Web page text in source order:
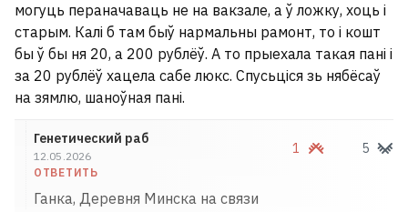
могуць пераначаваць не на вакзале, а ў ложку, хоць і
старым. Калі б там быў нармальны рамонт, то і кошт
бы ў бы ня 20, а 200 рублёў. А то прыехала такая пані і
за 20 рублёў хацела сабе люкс. Спусьціся зь нябёсаў
на зямлю, шаноўная пані.
Генетический раб
12.05.2026
ОТВЕТИТЬ
1 5
Ганка, Деревня Минска на связи
в живот, но еще сутки пил с обидчиком и
только потом пошел к врачу